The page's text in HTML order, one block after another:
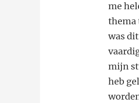
me
thema
was
mijn
heb